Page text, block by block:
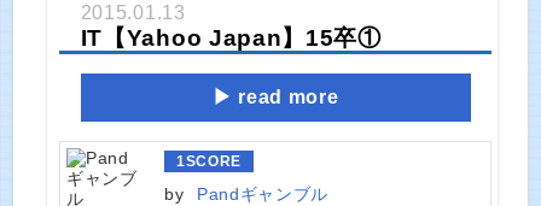
2015.01.13
IT【Yahoo Japan】15卒①
read more
1SCORE
by Pandギャンブル